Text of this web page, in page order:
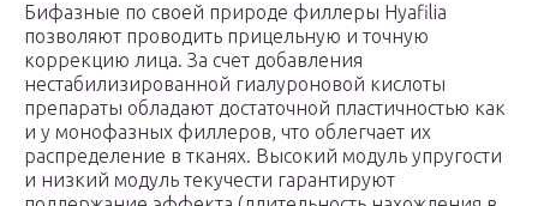
Бифазные по своей природе филлеры Hyafilia
позволяют проводить прицельную и точную
коррекцию лица. За счет добавления
нестабилизированной гиалуроновой кислоты
препараты обладают достаточной пластичностью как
и у монофазных филлеров, что облегчает их
распределение в тканях. Высокий модуль упругости
и низкий модуль текучести гарантируют